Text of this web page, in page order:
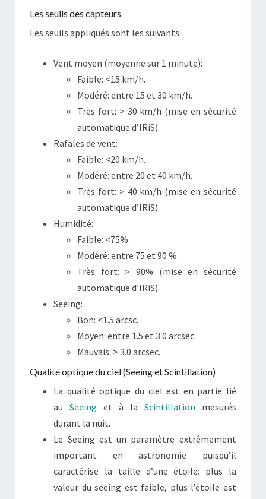
Les seuils des capteurs
Les seuils appliqués sont les suivants:
Vent moyen (moyenne sur 1 minute):
Faible: <15 km/h.
Modéré: entre 15 et 30 km/h.
Très fort: > 30 km/h (mise en sécurité
automatique d’IRiS).
Rafales de vent:
Faible: <20 km/h.
Modéré: entre 20 et 40 km/h.
Très fort: > 40 km/h (mise en sécurité
automatique d’IRiS).
Humidité:
Faible: <75%.
Modéré: entre 75 et 90 %.
Très fort: > 90% (mise en sécurité
automatique d’IRiS).
Seeing:
Bon: <1.5 arcsc.
Moyen: entre 1.5 et 3.0 arcsec.
Mauvais: > 3.0 arcsec.
Qualité optique du ciel (Seeing et Scintillation)
La qualité optique du ciel est en partie lié
auSeeing et à la Scintillation mesurés
durant la nuit.
Le Seeing est un paramètre extrêmement
important en astronomie puisqu’il
caractérise la taille d’une étoile: plus la
valeur du seeing est faible, plus l’étoile est